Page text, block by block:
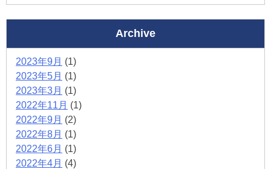
Archive
2023年9月 (1)
2023年5月 (1)
2023年3月 (1)
2022年11月 (1)
2022年9月 (2)
2022年8月 (1)
2022年6月 (1)
2022年4月 (4)